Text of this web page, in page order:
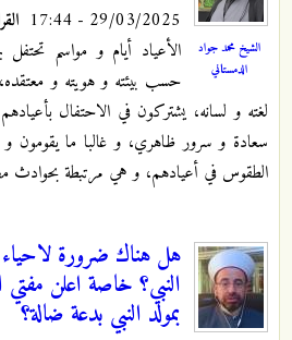
الشيخ محمد جواد
الدمستاني
29/03/2025 - 17:44
الأعياد أيام و مواسم
حسب بيئته و هويته و
لغته و لسانه، يشتركون في الاحتفال
سعادة و سرور ظاهري، و غالبا ما يقومون و
الطقوس في أعيادهم، و هي مرتبطة بحوادث
هل هناك ضرورة
النبي؟ خاصة اعلن
بمولد النبي بدعة ضالة؟